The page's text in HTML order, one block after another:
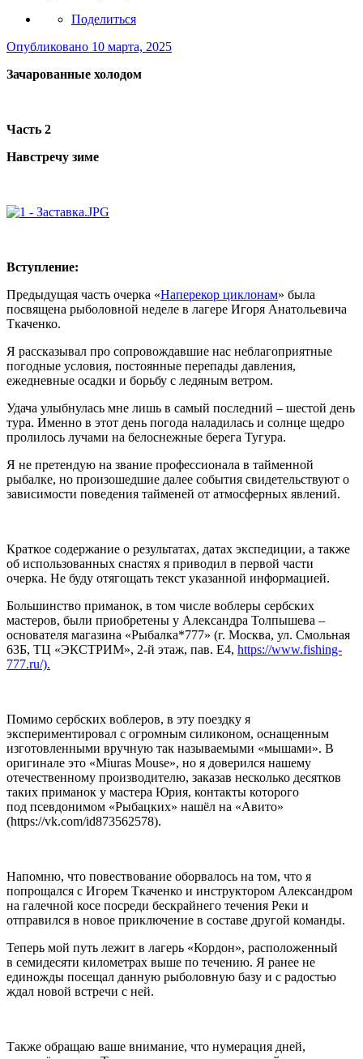
Поделиться
Опубликовано 10 марта, 2025
Зачарованные холодом
Часть 2
Навстречу зиме
Вступление:
Предыдущая часть очерка «Наперекор циклонам» была
посвящена рыболовной неделе в лагере Игоря Анатольевича
Ткаченко.
Я рассказывал про сопровождавшие нас неблагоприятные
погодные условия, постоянные перепады давления,
ежедневные осадки и борьбу с ледяным ветром.
Удача улыбнулась мне лишь в самый последний – шестой день
тура. Именно в этот день погода наладилась и солнце щедро
пролилось лучами на белоснежные берега Тугура.
Я не претендую на звание профессионала в тайменной
рыбалке, но произошедшие далее события свидетельствуют о
зависимости поведения тайменей от атмосферных явлений.
Краткое содержание о результатах, датах экспедиции, а также
об использованных снастях я приводил в первой части
очерка. Не буду отягощать текст указанной информацией.
Большинство приманок, в том числе воблеры сербских
мастеров, были приобретены у Александра Толпышева –
основателя магазина «Рыбалка*777» (г. Москва, ул. Смольная
63Б, ТЦ «ЭКСТРИМ», 2-й этаж, пав. Е4, https://www.fishing-
777.ru/).
Помимо сербских воблеров, в эту поездку я
экспериментировал с огромным силиконом, оснащенным
изготовленными вручную так называемыми «мышами». В
оригинале это «Miuras Mouse», но я доверился нашему
отечественному производителю, заказав несколько десятков
таких приманок у мастера Юрия, контакты которого
под псевдонимом «Рыбацких» нашёл на «Авито»
(https://vk.com/id873562578).
Напомню, что повествование оборвалось на том, что я
попрощался с Игорем Ткаченко и инструктором Александром
на галечной косе посреди бескрайнего течения Реки и
отправился в новое приключение в составе другой команды.
Теперь мой путь лежит в лагерь «Кордон», расположенный
в семидесяти километрах выше по течению. Я ранее не
единожды посещал данную рыболовную базу и с радостью
ждал новой встречи с ней.
Также обращаю ваше внимание, что нумерация дней,